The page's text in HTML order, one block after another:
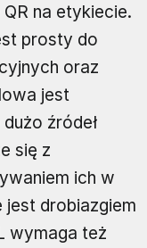
na etykiecie.
prosty do
oraz
jest
źródeł
się z
ich w
jest drobiazgiem
wymaga też